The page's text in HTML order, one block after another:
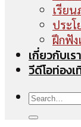
เรีย
ประ
ฝึกฟั
เกี่ยวกับเรา
วีดีโอท่องเ